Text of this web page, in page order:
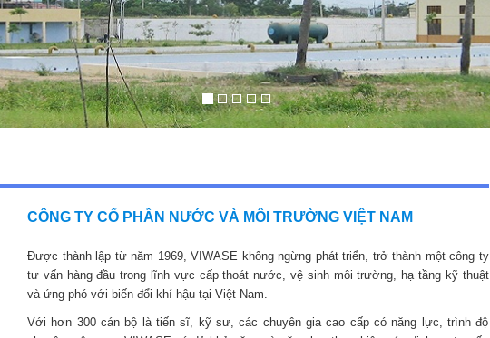
CÔNG TY CỔ PHẦN NƯỚC VÀ MÔI TRƯỜNG VIỆT NAM
Được thành lập từ năm 1969, VIWASE không ngừng phát triển, trở thành một công ty
tư vấn hàng đầu trong lĩnh vực cấp thoát nước, vệ sinh môi trường, hạ tầng kỹ thuật
và ứng phó với biến đổi khí hậu tại Việt Nam.
Với hơn 300 cán bộ là tiến sĩ, kỹ sư, các chuyên gia cao cấp có năng lực, trình độ